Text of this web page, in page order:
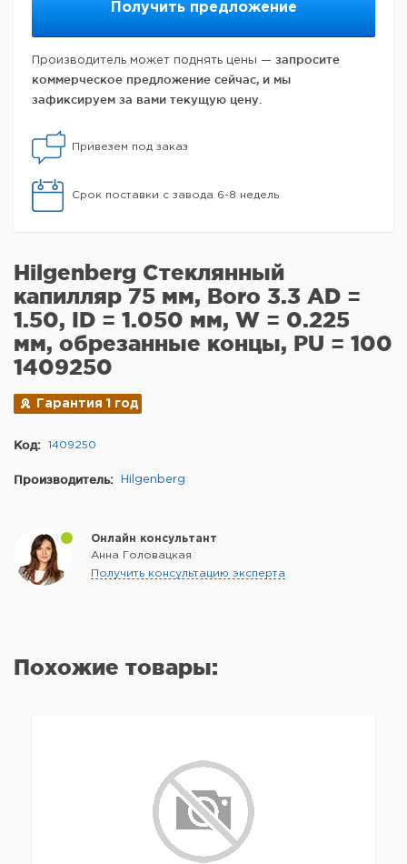
Получить предложение
Производитель может поднять цены — запросите
коммерческое предложение сейчас, и мы
зафиксируем за вами текущую цену.
Привезем под заказ
Срок поставки с завода 6-8 недель
Hilgenberg Стеклянный
капилляр 75 мм, Boro 3.3 AD =
1.50, ID = 1.050 мм, W = 0.225
мм, обрезанные концы, PU = 100
1409250
Гарантия 1 год
Код: 1409250
Производитель: Hilgenberg
Онлайн консультант
Анна Головацкая
Получить консультацию эксперта
Похожие товары: